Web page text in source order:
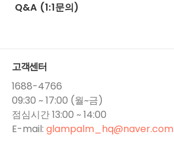
Q&A (1:1문의)
고객센터
1688-4766
09:30 ~ 17:00 (월~금)
점심시간 13:00 ~ 14:00
E-mail: glampalm_hq​@naver.com